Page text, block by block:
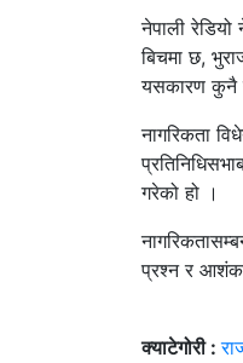
नेपाली
बिचमा छ,
यसकारण कुनै
नागरिकता
गरेको हो ।
प्रश्न र
क्याटेगोरी :